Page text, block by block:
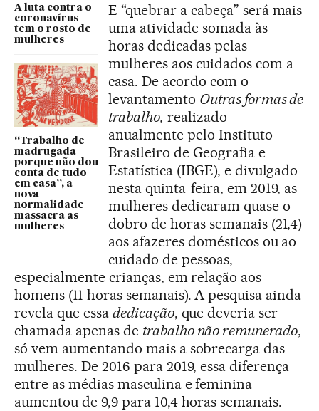
A luta contra o
coronavírus
tem o rosto de
mulheres
“Trabalho de
madrugada
porque não dou
conta de tudo
em casa”, a
nova
normalidade
massacra as
mulheres
E “quebrar a cabeça” será mais
uma atividade somada às
horas dedicadas pelas
mulheres aos cuidados com a
casa. De acordo com o
levantamento Outras formas de
trabalho, realizado
anualmente pelo Instituto
Brasileiro de Geografia e
Estatística (IBGE), e divulgado
nesta quinta-feira, em 2019, as
mulheres dedicaram quase o
dobro de horas semanais (21,4)
aos afazeres domésticos ou ao
cuidado de pessoas,
especialmente crianças, em relação aos
homens (11 horas semanais). A pesquisa ainda
revela que essa dedicação, que deveria ser
chamada apenas de trabalho não remunerado,
só vem aumentando mais a sobrecarga das
mulheres. De 2016 para 2019, essa diferença
entre as médias masculina e feminina
aumentou de 9,9 para 10,4 horas semanais.